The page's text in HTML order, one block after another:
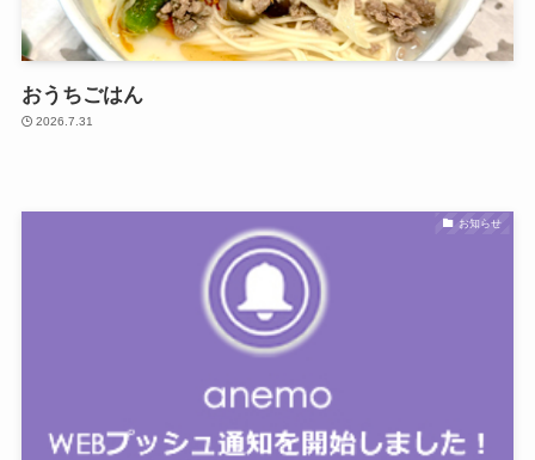
おうちごはん
2026.7.31
お知らせ